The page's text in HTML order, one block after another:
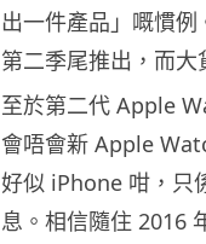
出一件產品」嘅慣
第二季尾推出，而大
至於第二代 Apple
會唔會新 Apple
好似 iPhone 咁，只
息。相信隨住 2016